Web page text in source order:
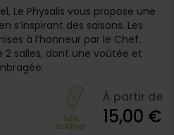
Le Physalis vous propose une
s’inspirant des saisons. Les
à l’honneur par le Chef.
2 salles, dont une voûtée et
À partir de
15,00 €